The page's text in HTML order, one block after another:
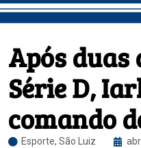
Após
Série D,
comando
Esporte, São Luiz